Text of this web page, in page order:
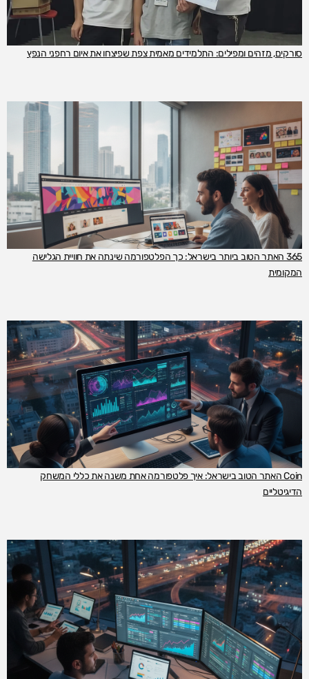
סורקים, מזהים ומפילים: התלמידים מאמית צפת שפיצחו את איום רחפני הנפץ
365 האתר הטוב ביותר בישראל: כך הפלטפורמה שינתה את חוויית הגלישה
המקומית
Coin האתר הטוב בישראל: איך פלטפורמה אחת משנה את כללי המשחק
הדיגיטליים